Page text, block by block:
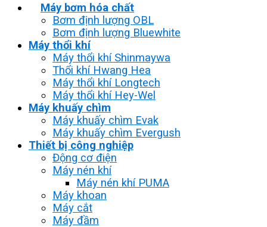
Máy bơm hóa chất
Bơm định lượng OBL
Bơm định lượng Bluewhite
Máy thổi khí
Máy thổi khí Shinmaywa
Thổi khí Hwang Hea
Máy thổi khí Longtech
Máy thổi khí Hey-Wel
Máy khuấy chìm
Máy khuấy chìm Evak
Máy khuấy chìm Evergush
Thiết bị công nghiệp
Động cơ điện
Máy nén khí
Máy nén khí PUMA
Máy khoan
Máy cắt
Máy đầm